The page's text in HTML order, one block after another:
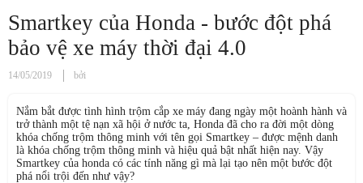
Smartkey của Honda - bước đột phá
bảo vệ xe máy thời đại 4.0
14/05/2019 bởi
Nắm bắt được tình hình trộm cắp xe máy đang ngày một hoành hành và
trở thành một tệ nạn xã hội ở nước ta, Honda đã cho ra đời một dòng
khóa chống trộm thông minh với tên gọi Smartkey – được mệnh danh
là khóa chống trộm thông minh và hiệu quả bật nhất hiện nay. Vậy
Smartkey của honda có các tính năng gì mà lại tạo nên một bước đột
phá nổi trội đến như vậy?